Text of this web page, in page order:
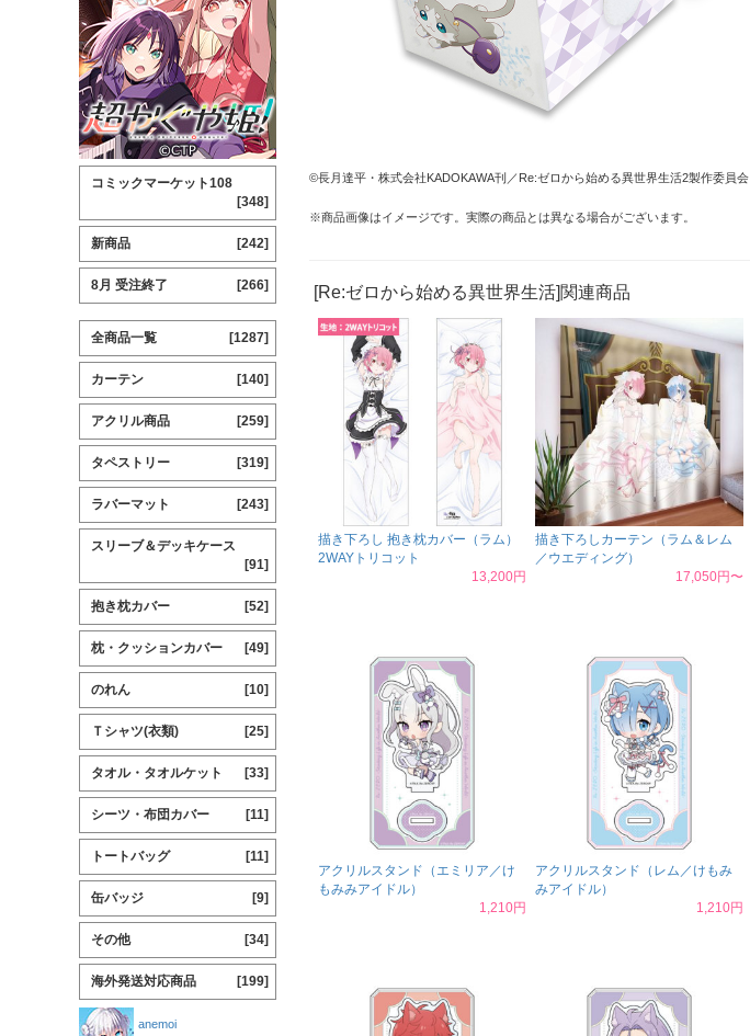
©長月達平・株式会社KADOKAWA刊／Re:ゼロから始める異世界生活2製作委員会
※商品画像はイメージです。実際の商品とは異なる場合がございます。
[Re:ゼロから始める異世界生活]関連商品
描き下ろし 抱き枕カバー（ラム）
2WAYトリコット
13,200円
描き下ろしカーテン（ラム＆レム
／ウエディング）
17,050円〜
アクリルスタンド（エミリア／け
もみみアイドル）
1,210円
アクリルスタンド（レム／けもみ
みアイドル）
1,210円
コミックマーケット108
[348]
新商品 [242]
8月 受注終了 [266]
全商品一覧 [1287]
カーテン [140]
アクリル商品 [259]
タペストリー [319]
ラバーマット [243]
スリーブ＆デッキケース
[91]
抱き枕カバー [52]
枕・クッションカバー [49]
のれん [10]
Ｔシャツ(衣類) [25]
タオル・タオルケット [33]
シーツ・布団カバー [11]
トートバッグ [11]
缶バッジ [9]
その他 [34]
海外発送対応商品 [199]
anemoi